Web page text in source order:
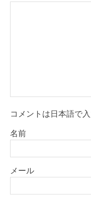
コメントは日本語で
名前
メール